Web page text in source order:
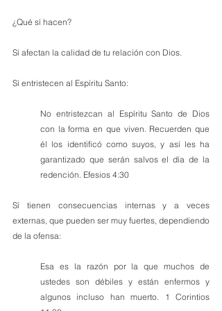
¿Qué sí hacen?
Sí afectan la calidad de tu relación con Dios.
Sí entristecen al Espíritu Santo:
No entristezcan al Espíritu Santo de Dios
con la forma en que viven. Recuerden que
él los identificó como suyos, y así les ha
garantizado que serán salvos el día de la
redención. Efesios 4:30
Sí tienen consecuencias internas y a veces
externas, que pueden ser muy fuertes, dependiendo
de la ofensa:
Esa es la razón por la que muchos de
ustedes son débiles y están enfermos y
algunos incluso han muerto. 1 Corintios